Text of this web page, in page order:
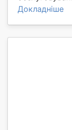
Докладніше